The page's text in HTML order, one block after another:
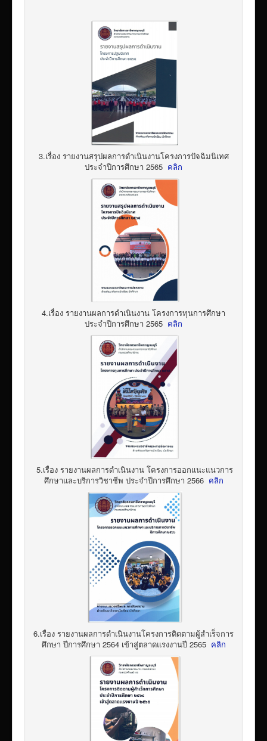
3.เรื่อง รายงานสรุปผลการดำเนินงานโครงการปัจฉิมนิเทศ
ประจำปีการศึกษา 2565 คลิก
4.เรื่อง รายงานผลการดำเนินงาน โครงการทุนการศึกษา
ประจำปีการศึกษา 2565 คลิก
5.เรื่อง รายงานผลการดำเนินงาน โครงการออกแนะแนวการ
ศึกษาและบริการวิชาชีพ ประจำปีการศึกษา 2566 คลิก
6.เรื่อง รายงานผลการดำเนินงานโครงการติดตามผู้สำเร็จการ
ศึกษา ปีการศึกษา 2564 เข้าสู่ตลาดแรงงานปี 2565 คลิก